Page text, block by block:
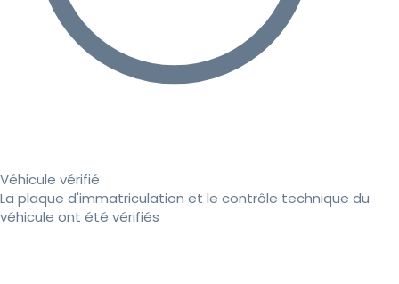
Véhicule vérifié
La plaque d'immatriculation et le contrôle technique du
véhicule ont été vérifiés